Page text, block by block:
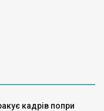
кадрів попри